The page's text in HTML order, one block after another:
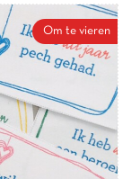
ook!
Om te vieren